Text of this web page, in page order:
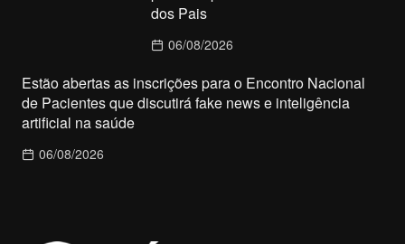
dos Pais
06/08/2026
Estão abertas as inscrições para o Encontro Nacional
de Pacientes que discutirá fake news e inteligência
artificial na saúde
06/08/2026